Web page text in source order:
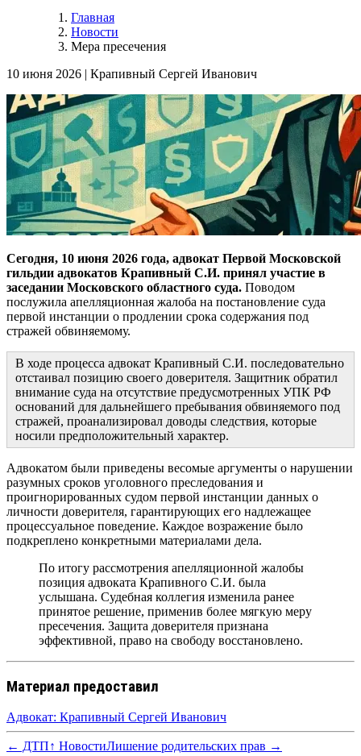
Главная
Новости
Мера пресечения
10 июня 2026 | Крапивный Сергей Иванович
Сегодня, 10 июня 2026 года, адвокат Первой Московской
гильдии адвокатов Крапивный С.И. принял участие в
заседании Московского областного суда. Поводом
послужила апелляционная жалоба на постановление суда
первой инстанции о продлении срока содержания под
стражей обвиняемому.
В ходе процесса адвокат Крапивный С.И. последовательно
отстаивал позицию своего доверителя. Защитник обратил
внимание суда на отсутствие предусмотренных УПК РФ
оснований для дальнейшего пребывания обвиняемого под
стражей, проанализировал доводы следствия, которые
носили предположительный характер.
Адвокатом были приведены весомые аргументы о нарушении
разумных сроков уголовного преследования и
проигнорированных судом первой инстанции данных о
личности доверителя, гарантирующих его надлежащее
процессуальное поведение. Каждое возражение было
подкреплено конкретными материалами дела.
По итогу рассмотрения апелляционной жалобы
позиция адвоката Крапивного С.И. была
услышана. Судебная коллегия изменила ранее
принятое решение, применив более мягкую меру
пресечения. Защита доверителя признана
эффективной, право на свободу восстановлено.
Материал предоставил
Адвокат: Крапивный Сергей Иванович
← ДТП↑ НовостиЛишение родительских прав →